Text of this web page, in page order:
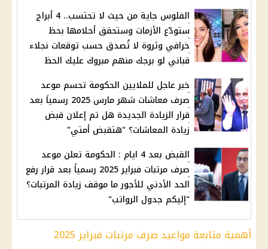
الفلوس جاية من حيث لا تحتسب.. 4 أبراج
ستودّع الأزمات وستحقق أحلامها بحظ
خرافي وثروة لا تُصدق حسب توقعات نجلاء
قباني لو برجك منهم مبروك عليك الحظ
خبر عاجل للملايين الحكومة تحسم موعد
صرف معاشات شهر مارس 2025 رسمياَ بعد
قرار الزيادة الجديدة هل تم إعلان قبض
زيادة المعاشات؟ "هتقبض أمتي"
القبض بعد 4 ايام : الحكومة تعلن موعد
صرف مرتبات فبراير 2025 رسمياً بعد قرار رفع
الحد الأدني للأجور ما موقف زيادة المرتبات؟
"إليكم جدول الرواتب"
أهمية متابعة مواعيد صرف مرتبات فبراير 2025